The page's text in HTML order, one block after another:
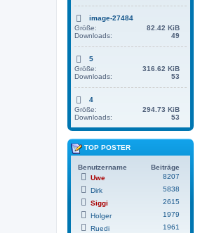
image-27484
Größe:
82.42 KiB
Downloads:
49
5
Größe:
316.62 KiB
Downloads:
53
4
Größe:
294.73 KiB
Downloads:
53
TOP POSTER
Benutzername
Beiträge
Uwe
8207
Dirk
5838
Siggi
2615
Holger
1979
Ruedi
1961